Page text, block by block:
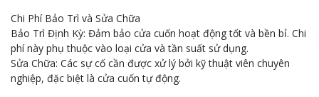
Chi Phí Bảo Trì và Sửa Chữa
Bảo Trì Định Kỳ: Đảm bảo cửa cuốn hoạt động tốt và bền bỉ. Chi
phí này phụ thuộc vào loại cửa và tần suất sử dụng.
Sửa Chữa: Các sự cố cần được xử lý bởi kỹ thuật viên chuyên
nghiệp, đặc biệt là cửa cuốn tự động.